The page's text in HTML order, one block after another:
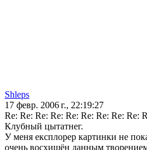
Shleps
17 февр. 2006 г., 22:19:27
Re: Re: Re: Re: Re: Re: Re: Re: Re:
Клубный цытатнег.
У меня експлорер картинки не
очень восхищён данным